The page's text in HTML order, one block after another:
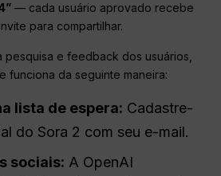
— cada usuário aprovado recebe
para compartilhar.
pesquisa e feedback dos usuários,
funciona da seguinte maneira:
lista de espera: Cadastre-
do Sora 2 com seu e-mail.
sociais: A OpenAI